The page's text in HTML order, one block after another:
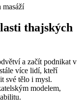
thajských
a začít podnikat v
více lidí, kteří
své tělo i mysl.
modelem,